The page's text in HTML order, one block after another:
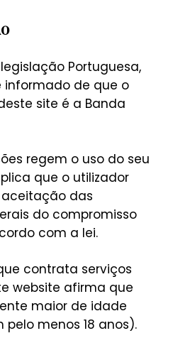
Portuguesa,
informado de que o
site é a Banda
regem o uso do seu
que o utilizador
das
do compromisso
com a lei.
contrata serviços
website afirma que
maior de idade
pelo menos 18 anos).